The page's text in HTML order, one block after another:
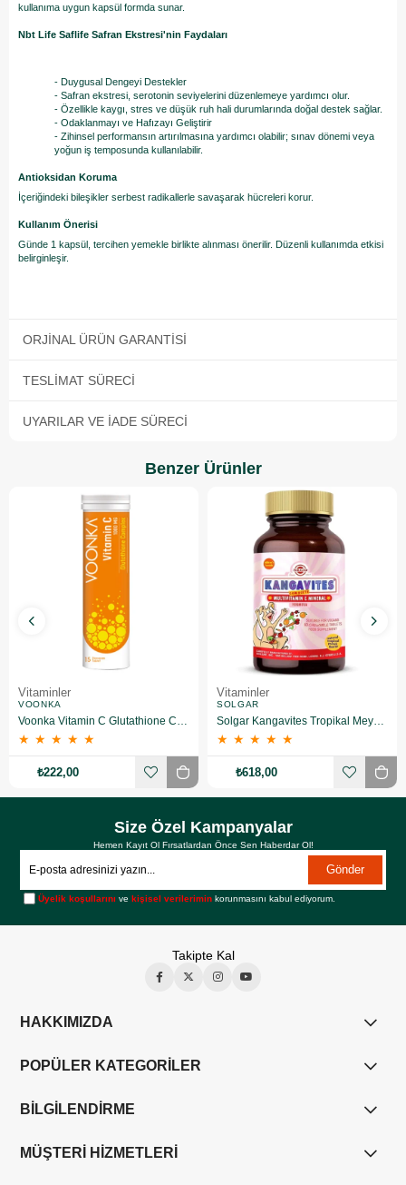
kullanıma uygun kapsül formda sunar.
Nbt Life Saflife Safran Ekstresi'nin Faydaları
- Duygusal Dengeyi Destekler
- Safran ekstresi, serotonin seviyelerini düzenlemeye yardımcı olur.
- Özellikle kaygı, stres ve düşük ruh hali durumlarında doğal destek sağlar.
- Odaklanmayı ve Hafızayı Geliştirir
- Zihinsel performansın artırılmasına yardımcı olabilir; sınav dönemi veya
yoğun iş temposunda kullanılabilir.
Antioksidan Koruma
İçeriğindeki bileşikler serbest radikallerle savaşarak hücreleri korur.
Kullanım Önerisi
Günde 1 kapsül, tercihen yemekle birlikte alınması önerilir. Düzenli kullanımda etkisi
belirginleşir.
ORJINAL ÜRÜN GARANTISI
TESLIMAT SÜRECI
UYARILAR VE İADE SÜRECI
Benzer Ürünler
Vitaminler
VOONKA
★ ★ ★ ★ ★
₺222,00
Vitaminler
SOLGAR
★ ★ ★ ★ ★
₺618,00
Size Özel Kampanyalar
Hemen Kayıt Ol Fırsatlardan Önce Sen Haberdar Ol!
Gönder
Üyelik koşullarını vekişisel verilerimin korunmasını kabul ediyorum.
Takipte Kal
HAKKIMIZDA
POPÜLER KATEGORİLER
BİLGİLENDİRME
MÜŞTERİ HİZMETLERİ